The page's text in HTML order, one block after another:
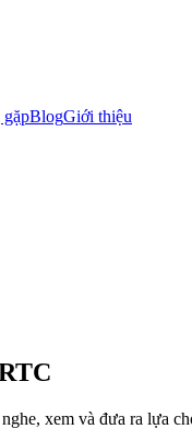
BlogGiới thiệu
xem và đưa ra lựa